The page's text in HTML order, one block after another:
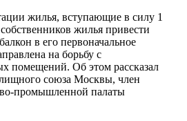
жилья, вступающие в силу 1
жилья привести
в его первоначальное
на борьбу с
помещений. Об этом рассказал
союза Москвы, член
промышленной палаты